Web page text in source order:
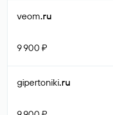
veom.ru
9 900 ₽
gipertoniki.ru